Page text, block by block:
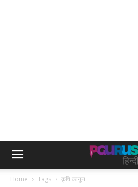
Home Tags कृषि कानून